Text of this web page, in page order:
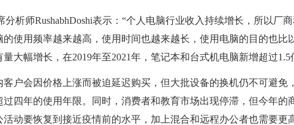
分析师RushabhDoshi表示：“个人电脑行业收入持续增长，所以厂
的使用频率越来越高，使用时间也越来越长，使用电脑的目的也比
大幅增长，在2019年至2021年，笔记本和台式机电脑新增超过1.5
客户会因价格上涨而被迫延迟购买，但大批设备的换机仍不可避免
过四年的使用年限。同时，消费者和教育市场出现停滞，但今年的
活动要恢复到接近疫情前的水平，加上混合和远程办公者也需要更